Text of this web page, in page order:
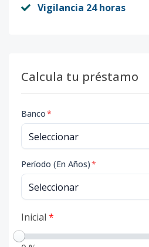
Vigilancia 24 horas
Calcula tu préstamo
Banco*
Período (En Años)*
Inicial *